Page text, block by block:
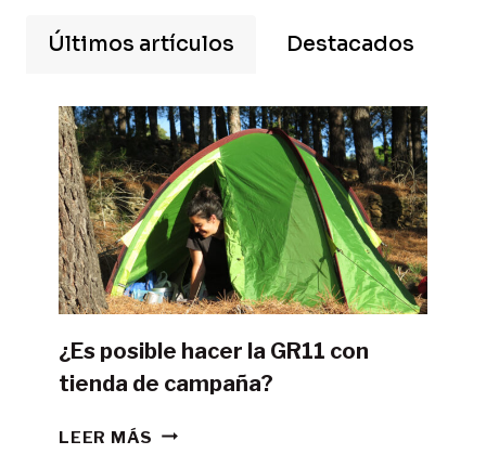
Últimos artículos Destacados
¿Es posible hacer la GR11 con
tienda de campaña?
LEER MÁS ¿ES